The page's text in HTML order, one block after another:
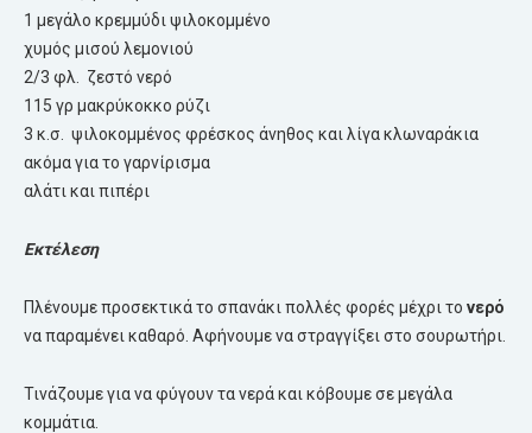
1 μεγάλo κρεμμύδι ψιλοκομμένο
χυμός μισού λεμονιού
2/3 φλ. ζεστό νερό
115 γρ μακρύκοκκο ρύζι
3 κ.σ. ψιλοκομμένος φρέσκος άνηθος και λίγα κλωναράκια
ακόμα για το γαρνίρισμα
αλάτι και πιπέρι
Εκτέλεση
Πλένουμε προσεκτικά το σπανάκι πολλές φορές μέχρι το νερό
να παραμένει καθαρό. Αφήνουμε να στραγγίξει στο σουρωτήρι.
Τινάζουμε για να φύγουν τα νερά και κόβουμε σε μεγάλα
κομμάτια.